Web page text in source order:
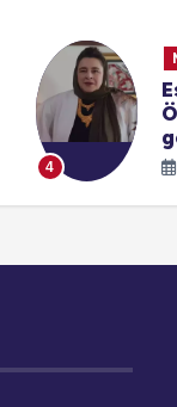
4